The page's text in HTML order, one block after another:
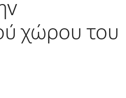
χώρου του